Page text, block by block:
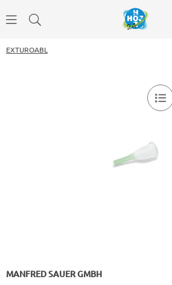
EXTUROABL
MANFRED SAUER GMBH